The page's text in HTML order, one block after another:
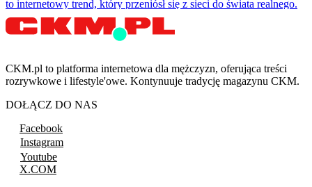
to internetowy trend, który przeniósł się z sieci do świata realnego.
CKM.pl to platforma internetowa dla mężczyzn, oferująca treści
rozrywkowe i lifestyle'owe. Kontynuuje tradycję magazynu CKM.
DOŁĄCZ DO NAS
Facebook
Instagram
Youtube
X.COM